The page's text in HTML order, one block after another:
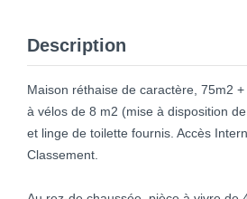
Description
Maison réthaise de caractère, 75m2
à vélos de 8 m2 (mise à disposition
et linge de toilette fournis. Accès
Classement.